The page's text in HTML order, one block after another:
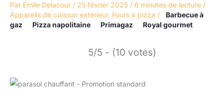
Par Émile Delacour / 25 février 2025 / 6 minutes de lecture /
Appareils de cuisson extérieur, Fours à pizza /
Barbecue à
gaz
Pizza napolitaine Primagaz Royal gourmet
5/5 - (10 votes)